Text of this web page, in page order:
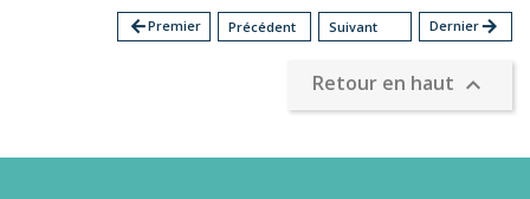
arrow_backPremier Précédent Suivant Dernierarrow_forward
Retour en haut 